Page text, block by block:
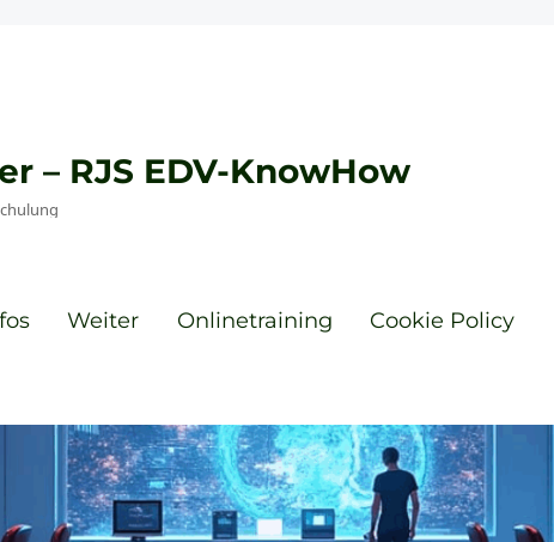
– RJS EDV-KnowHow
Weiter Onlinetraining Cookie Policy